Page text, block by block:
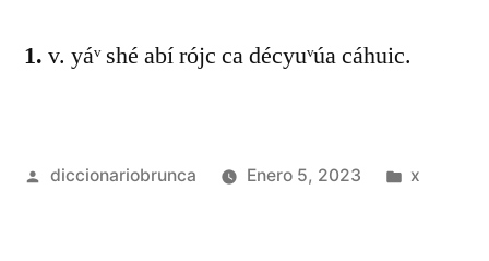
1. v. yáᵛ shé abí rójc ca décyuᵛúa cáhuic.
diccionariobrunca Enero 5, 2023 x